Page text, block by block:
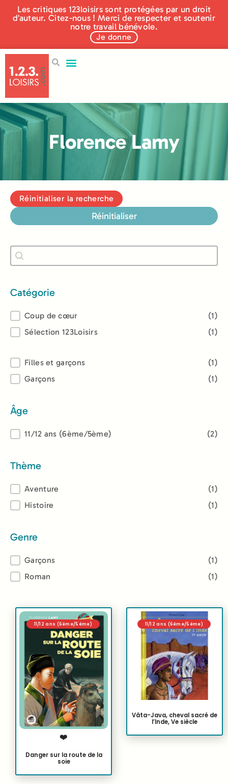
Les critiques 123loisirs sont protégées par un droit
d’auteur. Citez-nous ! Merci de respecter et soutenir
notre travail bénévole.
Je donne
Florence Lamy
Réinitialiser la recherche
Réinitialiser
Recherche
Rechercher
Catégorie
Catégorie
Coup de cœur
(1)
Sélection 123Loisirs
(1)
Lectorat
Filles et garçons
(1)
Garçons
(1)
Âge
Âge11/12 ans (6ème/5ème) (2)
Thème
Thème
Aventure
(1)
Histoire
(1)
Genre
GenreGarçons
(1)
Roman
(1)
11/12 ans (6ème/5ème)
❤️
Danger sur la route de la
soie
11/12 ans (6ème/5ème)
Vâta-Java, cheval sacré de
l’Inde, Ve siècle